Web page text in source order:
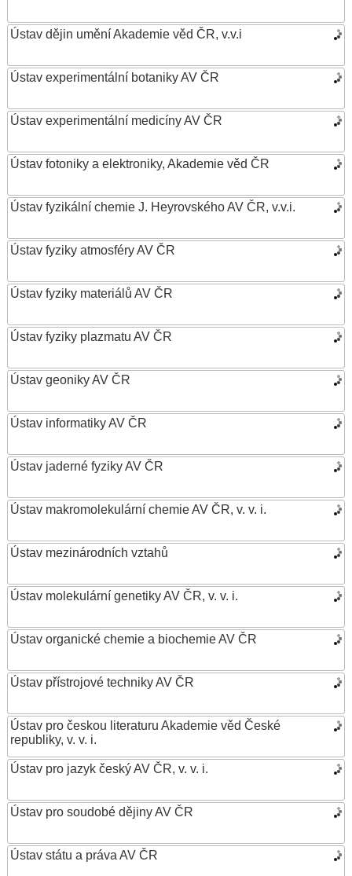
Ústav dějin umění Akademie věd ČR, v.v.i
Ústav experimentální botaniky AV ČR
Ústav experimentální medicíny AV ČR
Ústav fotoniky a elektroniky, Akademie věd ČR
Ústav fyzikální chemie J. Heyrovského AV ČR, v.v.i.
Ústav fyziky atmosféry AV ČR
Ústav fyziky materiálů AV ČR
Ústav fyziky plazmatu AV ČR
Ústav geoniky AV ČR
Ústav informatiky AV ČR
Ústav jaderné fyziky AV ČR
Ústav makromolekulární chemie AV ČR, v. v. i.
Ústav mezinárodních vztahů
Ústav molekulární genetiky AV ČR, v. v. i.
Ústav organické chemie a biochemie AV ČR
Ústav přístrojové techniky AV ČR
Ústav pro českou literaturu Akademie věd České
republiky, v. v. i.
Ústav pro jazyk český AV ČR, v. v. i.
Ústav pro soudobé dějiny AV ČR
Ústav státu a práva AV ČR